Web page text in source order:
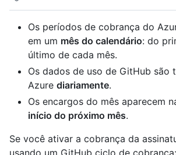
Os períodos de cobrança do
em um mês do calendário: do
último de cada mês.
Os dados de uso de GitHub são
Azure diariamente.
Os encargos do mês aparecem
início do próximo mês.
Se você ativar a cobrança da